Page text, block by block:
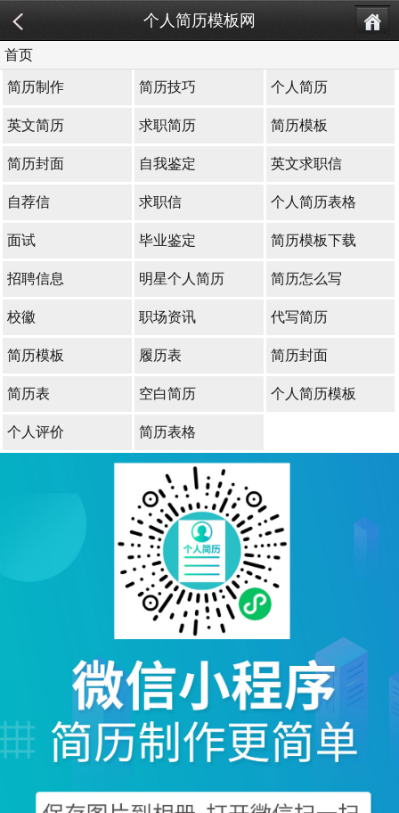
个人简历模板网
首页
简历制作 简历技巧 个人简历
英文简历 求职简历 简历模板
简历封面 自我鉴定 英文求职信
自荐信 求职信 个人简历表格
面试 毕业鉴定 简历模板下载
招聘信息 明星个人简历 简历怎么写
校徽 职场资讯 代写简历
简历模板 履历表 简历封面
简历表 空白简历 个人简历模板
个人评价 简历表格